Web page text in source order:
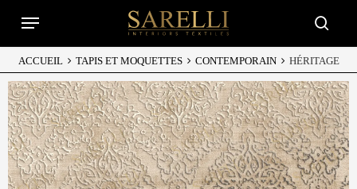
content
Menu
ACCUEIL TAPIS ET MOQUETTES CONTEMPORAIN HÉRITAGE